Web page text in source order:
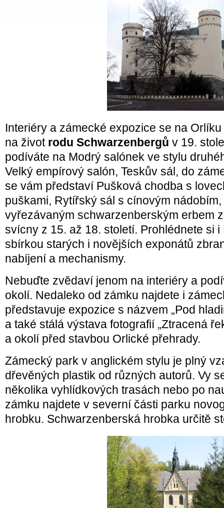
Interiéry a zámecké expozice se na
na život rodu Schwarzenbergů v 19.
podíváte na Modrý salónek ve stylu
Velký empírový salón, Teskův sál, do
se vám představí Pušková chodba s
puškami, Rytířský sál s cínovým
vyřezávaným schwarzenberským erbem
svícny z 15. až 18. století. Prohlédnete si
sbírkou starých i novějších exponátů
nabíjení a mechanismy.
Nebuďte zvědaví jenom na interiéry a
okolí. Nedaleko od zámku najdete i
představuje expozice s názvem „Pod
a také stálá výstava fotografií „Ztracená
a okolí před stavbou Orlické přehrady.
Zámecký park v anglickém stylu je plný
dřevěných plastik od různých autorů. Vy
několika vyhlídkových trasách nebo po
zámku najdete v severní části parku
hrobku. Schwarzenberská hrobka určitě